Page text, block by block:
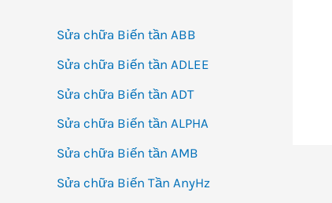
Sửa chữa Biến tần ABB
Sửa chữa Biến tần ADLEE
Sửa chữa Biến tần ADT
Sửa chữa Biến tần ALPHA
Sửa chữa Biến tần AMB
Sửa chữa Biến Tần AnyHz